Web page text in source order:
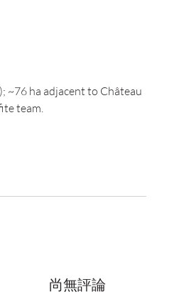
~76 ha adjacent to Château
team.
尚無評論